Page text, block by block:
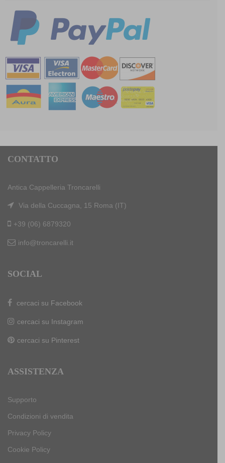
CONTATTO
Antica Cappelleria Troncarelli
Via della Cuccagna, 15 Roma (IT)
+39 (06) 6879320
info@troncarelli.it
SOCIAL
cercaci su Facebook
cercaci su Instagram
cercaci su Pinterest
ASSISTENZA
Supporto
Condizioni di vendita
Privacy Policy
Cookie Policy